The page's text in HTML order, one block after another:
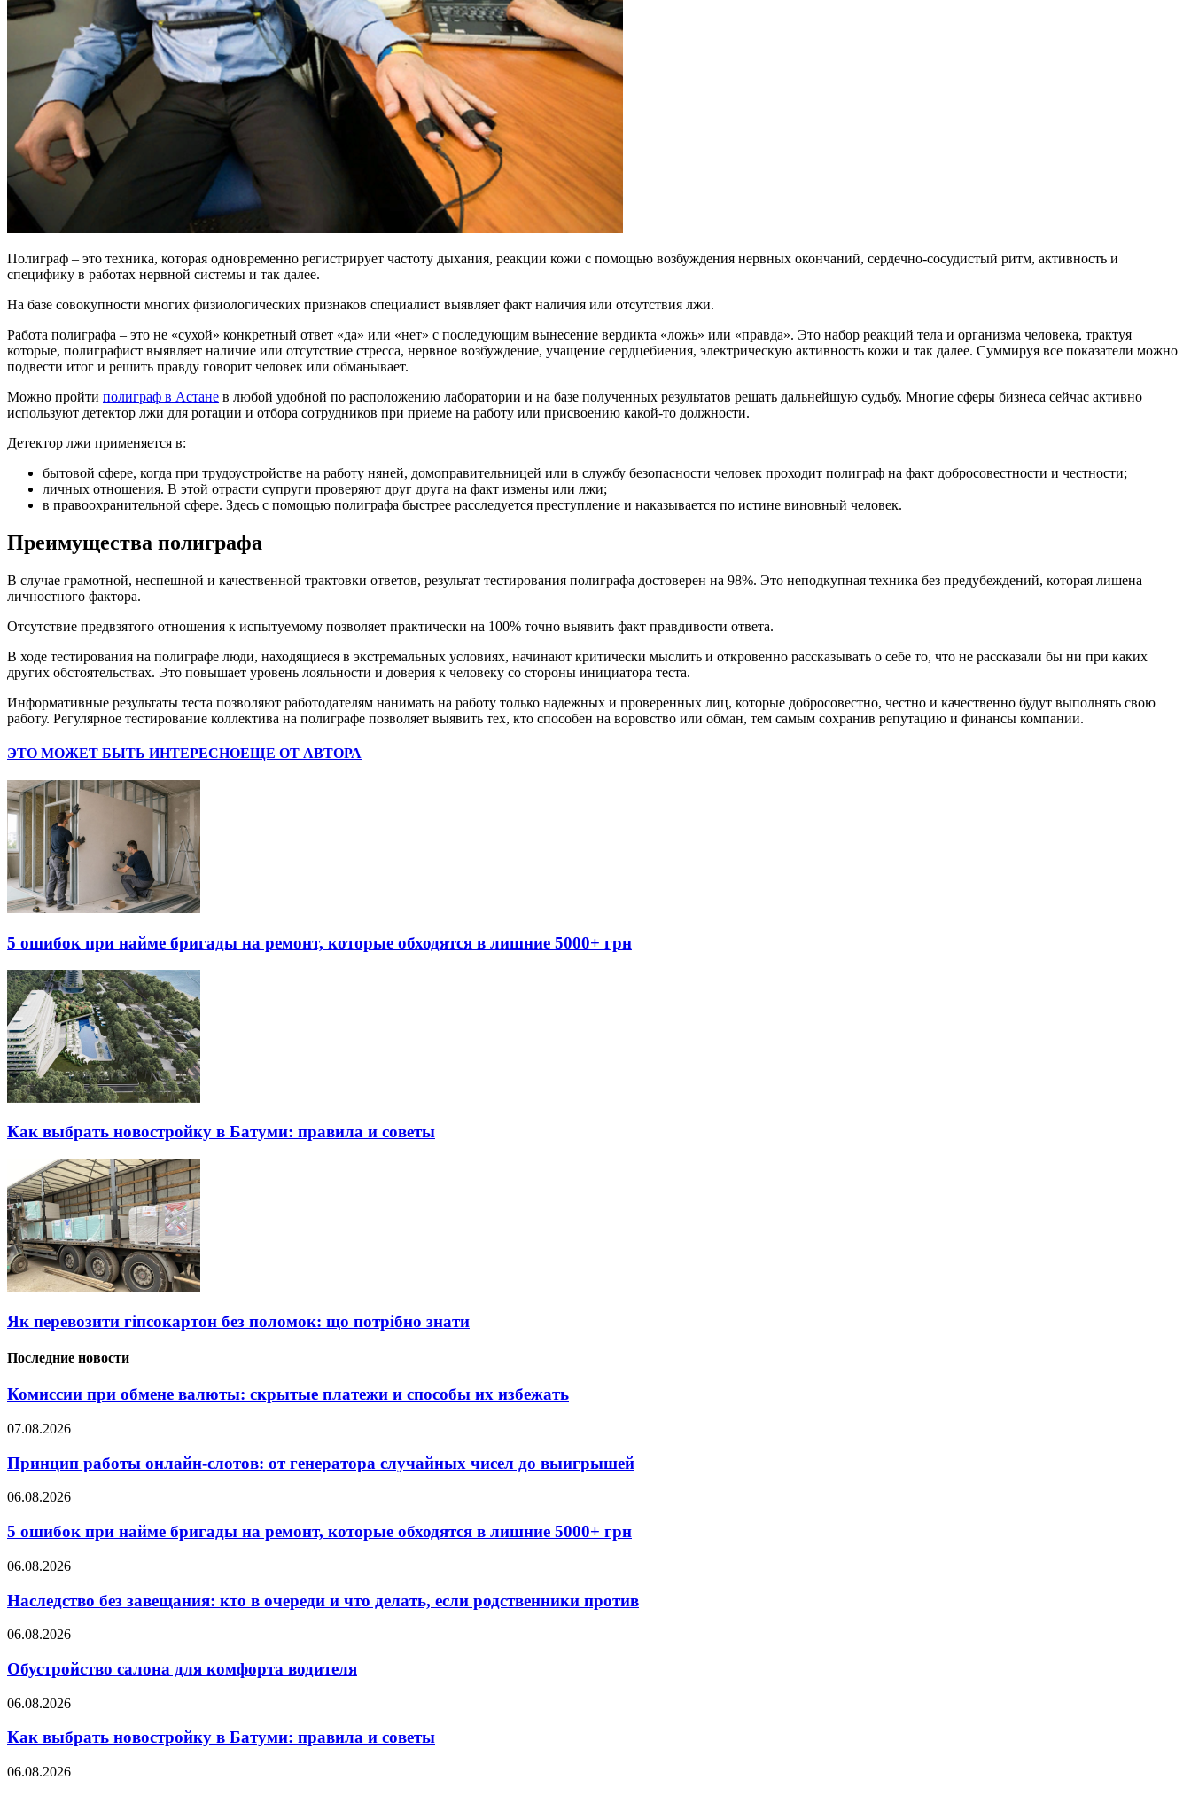
Полиграф – это техника, которая одновременно регистрирует частоту дыхания, реакции кожи с помощью возбуждения нервных окончаний, сердечно-сосудистый ритм, активность и
специфику в работах нервной системы и так далее.
На базе совокупности многих физиологических признаков специалист выявляет факт наличия или отсутствия лжи.
Работа полиграфа – это не «сухой» конкретный ответ «да» или «нет» с последующим вынесение вердикта «ложь» или «правда». Это набор реакций тела и организма человека, трактуя
которые, полиграфист выявляет наличие или отсутствие стресса, нервное возбуждение, учащение сердцебиения, электрическую активность кожи и так далее. Суммируя все показатели можно
подвести итог и решить правду говорит человек или обманывает.
Можно пройти полиграф в Астане в любой удобной по расположению лаборатории и на базе полученных результатов решать дальнейшую судьбу. Многие сферы бизнеса сейчас активно
используют детектор лжи для ротации и отбора сотрудников при приеме на работу или присвоению какой-то должности.
Детектор лжи применяется в:
бытовой сфере, когда при трудоустройстве на работу няней, домоправительницей или в службу безопасности человек проходит полиграф на факт добросовестности и честности;
личных отношения. В этой отрасти супруги проверяют друг друга на факт измены или лжи;
в правоохранительной сфере. Здесь с помощью полиграфа быстрее расследуется преступление и наказывается по истине виновный человек.
Преимущества полиграфа
В случае грамотной, неспешной и качественной трактовки ответов, результат тестирования полиграфа достоверен на 98%. Это неподкупная техника без предубеждений, которая лишена
личностного фактора.
Отсутствие предвзятого отношения к испытуемому позволяет практически на 100% точно выявить факт правдивости ответа.
В ходе тестирования на полиграфе люди, находящиеся в экстремальных условиях, начинают критически мыслить и откровенно рассказывать о себе то, что не рассказали бы ни при каких
других обстоятельствах. Это повышает уровень лояльности и доверия к человеку со стороны инициатора теста.
Информативные результаты теста позволяют работодателям нанимать на работу только надежных и проверенных лиц, которые добросовестно, честно и качественно будут выполнять свою
работу. Регулярное тестирование коллектива на полиграфе позволяет выявить тех, кто способен на воровство или обман, тем самым сохранив репутацию и финансы компании.
ЭТО МОЖЕТ БЫТЬ ИНТЕРЕСНОЕЩЕ ОТ АВТОРА
5 ошибок при найме бригады на ремонт, которые обходятся в лишние 5000+ грн
Как выбрать новостройку в Батуми: правила и советы
Як перевозити гіпсокартон без поломок: що потрібно знати
Последние новости
Комиссии при обмене валюты: скрытые платежи и способы их избежать
07.08.2026
Принцип работы онлайн-слотов: от генератора случайных чисел до выигрышей
06.08.2026
5 ошибок при найме бригады на ремонт, которые обходятся в лишние 5000+ грн
06.08.2026
Наследство без завещания: кто в очереди и что делать, если родственники против
06.08.2026
Обустройство салона для комфорта водителя
06.08.2026
Как выбрать новостройку в Батуми: правила и советы
06.08.2026